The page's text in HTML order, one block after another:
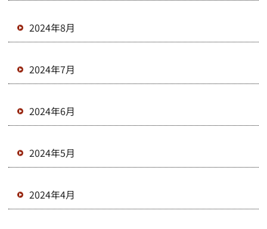
2024年8月
2024年7月
2024年6月
2024年5月
2024年4月